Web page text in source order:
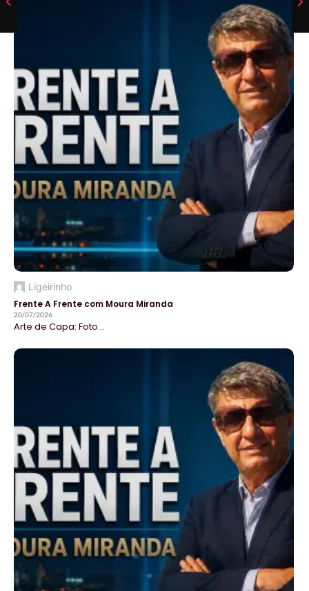
Ligeirinho
Frente A Frente com Moura Miranda
20/07/2026
Arte de Capa: Foto...